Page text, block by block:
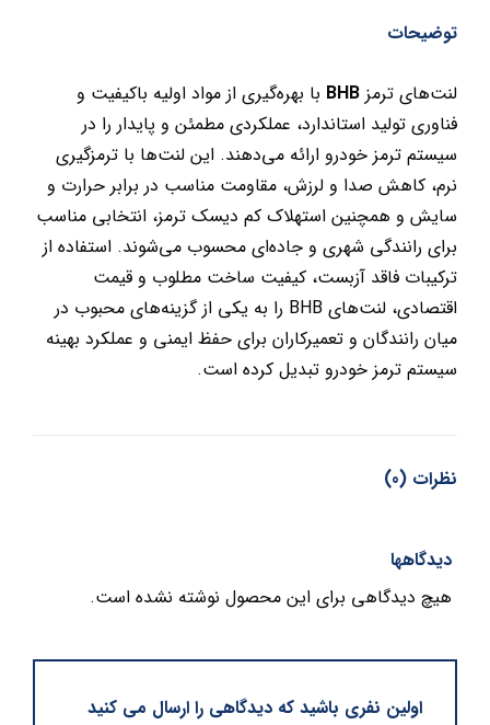
توضیحات
لنت‌های ترمزBHBبا بهره‌گیری از مواد اولیه باکیفیت و
فناوری تولید استاندارد، عملکردی مطمئن و پایدار را در
سیستم ترمز خودرو ارائه می‌دهند. این لنت‌ها با ترمزگیری
نرم، کاهش صدا و لرزش، مقاومت مناسب در برابر حرارت و
سایش و همچنین استهلاک کم دیسک ترمز، انتخابی مناسب
برای رانندگی شهری و جاده‌ای محسوب می‌شوند. استفاده از
ترکیبات فاقد آزبست، کیفیت ساخت مطلوب و قیمت
اقتصادی، لنت‌های BHB را به یکی از گزینه‌های محبوب در
میان رانندگان و تعمیرکاران برای حفظ ایمنی و عملکرد بهینه
سیستم ترمز خودرو تبدیل کرده است.
نظرات (0)
دیدگاهها
هیچ دیدگاهی برای این محصول نوشته نشده است.
اولین نفری باشید که دیدگاهی را ارسال می کنید